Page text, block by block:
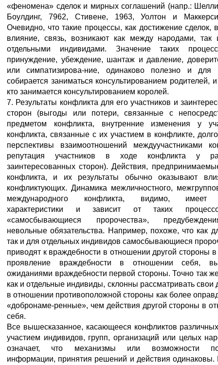
«феномена» сделок и мирных соглашений (напр.:
Боулдинг, 7962, Стивене, 1963, Уолтон и
Очевидно, что такие процессы, как достижение сделок,
влияние, связь, возникают как между народами,
отдельными индивидами. Значение таких
принуждение, убеждение, шантаж и давление,
или симпатизирова-ние, одинаково полезно и для
собирается заниматься консультированием родителей,
кто занимается консультированием королей.
7. Результаты конфликта для его участников и
сторон (выгоды или потери, связанные с
предметом конфликта, внутренние изменения у
конфликта, связанные с их участием в конфликте,
перспективы взаимоотношений междуучастниками
репутация участников в ходе конфликта у
заинтересованных сторон). Действия,
конфликта, и их результаты обычно оказывают
конфликтующих. Динамика межличностного,
международного конфликта, видимо, имеет
характеристики и зависит от таких
«самосбывающиеся пророчества»,
невольные обязательства. Например, похоже, что как
так и для отдельных индивидов самосбывающиеся
приводят к враждебности в отношении другой стороны в
проявление враждебности в отношении себя,
ожиданиями враждебности первой стороны. Точно так
как и отдельные индивиды, склонны рассматривать свои
в отношении противоположной стороны как более
«добронаме-ренные», чем действия другой стороны в
себя.
Все вышесказанное, касающееся конфликтов
участием индивидов, групп, организаций или целых
означает, что механизмы или возможности
информации, принятия решений и действия одинаковы.